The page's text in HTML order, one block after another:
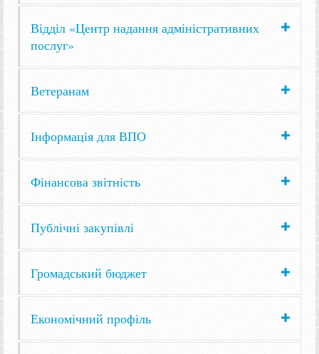
Відділ «Центр надання адміністративних
послуг»
Ветеранам
Інформація для ВПО
Фінансова звітність
Публічні закупівлі
Громадський бюджет
Економічний профіль